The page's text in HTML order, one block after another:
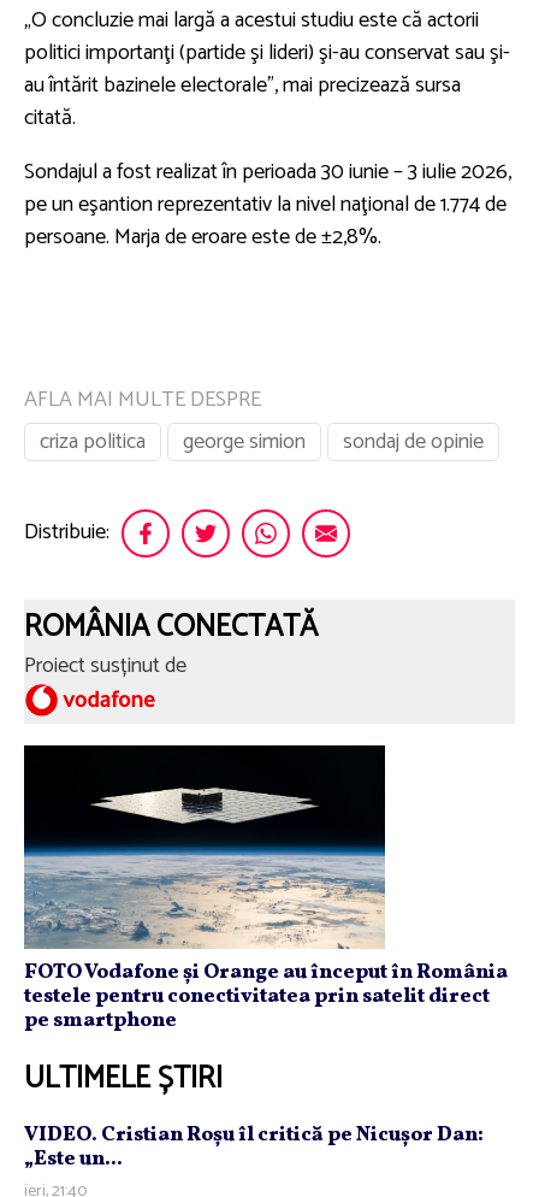
„O concluzie mai largă a acestui studiu este că actorii
politici importanţi (partide şi lideri) şi-au conservat sau şi-
au întărit bazinele electorale”, mai precizează sursa
citată.
Sondajul a fost realizat în perioada 30 iunie – 3 iulie 2026,
pe un eşantion reprezentativ la nivel naţional de 1.774 de
persoane. Marja de eroare este de ±2,8%.
AFLA MAI MULTE DESPRE
criza politica
george simion sondaj de opinie
Distribuie:
ROMÂNIA CONECTATĂ
Proiect susținut de
FOTO Vodafone și Orange au început în România
testele pentru conectivitatea prin satelit direct
pe smartphone
ULTIMELE ȘTIRI
VIDEO. Cristian Roşu îl critică pe Nicuşor Dan:
„Este un...
ieri, 21:40